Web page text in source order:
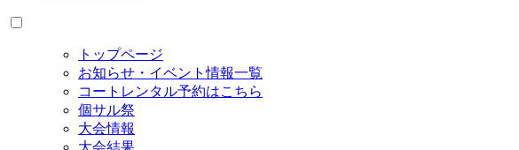
トップページ
お知らせ・イベント情報一覧
コートレンタル予約はこちら
個サル祭
大会情報